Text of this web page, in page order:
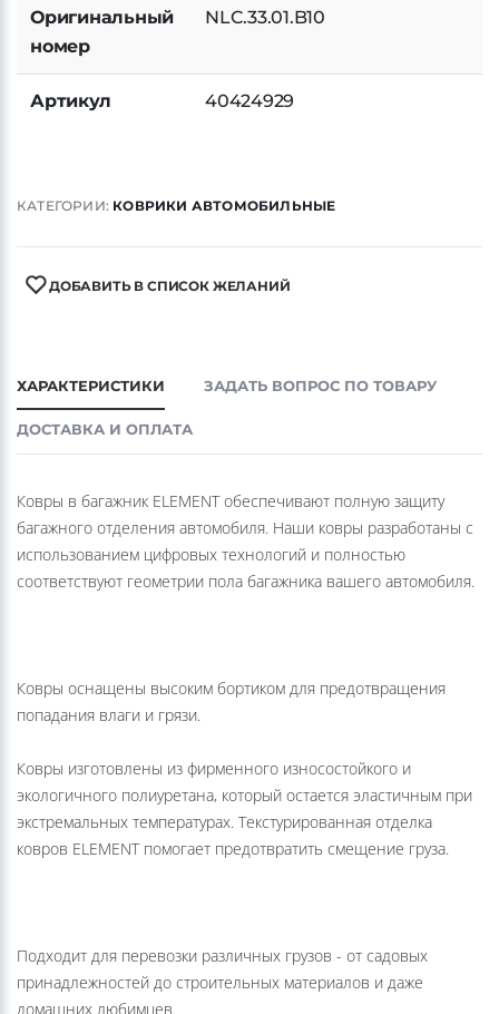
Оригинальный
номер
NLC.33.01.B10
Артикул 40424929
КАТЕГОРИИ: КОВРИКИ АВТОМОБИЛЬНЫЕ
ДОБАВИТЬ В СПИСОК ЖЕЛАНИЙ
ХАРАКТЕРИСТИКИ ЗАДАТЬ ВОПРОС ПО ТОВАРУ
ДОСТАВКА И ОПЛАТА
Ковры в багажник ELEMENT обеспечивают полную защиту
багажного отделения автомобиля. Наши ковры разработаны с
использованием цифровых технологий и полностью
соответствуют геометрии пола багажника вашего автомобиля.
Ковры оснащены высоким бортиком для предотвращения
попадания влаги и грязи.
Ковры изготовлены из фирменного износостойкого и
экологичного полиуретана, который остается эластичным при
экстремальных температурах. Текстурированная отделка
ковров ELEMENT помогает предотвратить смещение груза.
Подходит для перевозки различных грузов - от садовых
принадлежностей до строительных материалов и даже
домашних любимцев.